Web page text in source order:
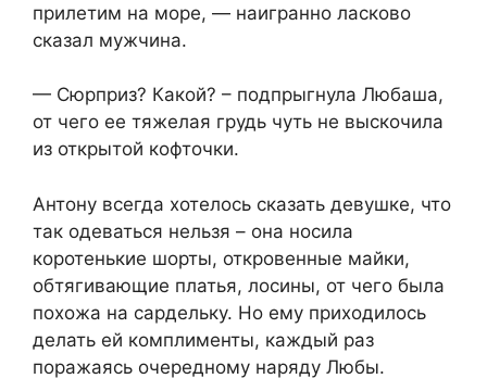
прилетим на море, — наигранно ласково
сказал мужчина.
— Сюрприз? Какой? – подпрыгнула Любаша,
от чего ее тяжелая грудь чуть не выскочила
из открытой кофточки.
Антону всегда хотелось сказать девушке, что
так одеваться нельзя – она носила
коротенькие шорты, откровенные майки,
обтягивающие платья, лосины, от чего была
похожа на сардельку. Но ему приходилось
делать ей комплименты, каждый раз
поражаясь очередному наряду Любы.